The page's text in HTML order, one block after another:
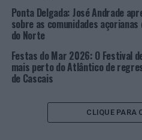
naturais da ilha: o mar e a sua
Ao longo do percurso, o
mar?”
Ponta Delgada: José Andrade
sobre as comunidades açorianas
do Norte
Festas do Mar 2026: O Festival
mais perto do Atlântico de
de Cascais
CLIQUE PARA